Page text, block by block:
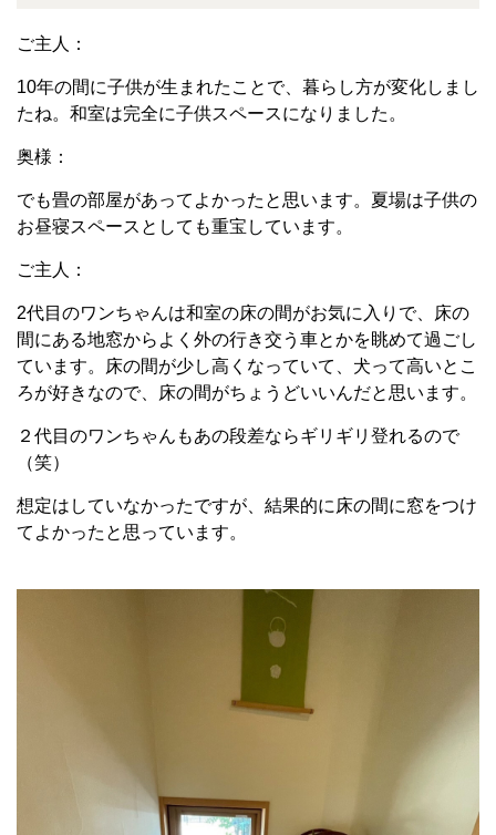
ご主人：
10年の間に子供が生まれたことで、暮らし方が変化しまし
たね。和室は完全に子供スペースになりました。
奥様：
でも畳の部屋があってよかったと思います。夏場は子供の
お昼寝スペースとしても重宝しています。
ご主人：
2代目のワンちゃんは和室の床の間がお気に入りで、
床の
間にある地窓からよく外の行き交う車とかを眺めて過ごし
ています。
床の間が少し高くなっていて、犬って高いとこ
ろが好きなので、床の間がちょうどいいんだと思います。
２代目のワンちゃんもあの段差ならギリギリ登れるので
（笑）
想定はしていなかったですが、結果的に床の間に窓をつけ
てよかったと思っています。